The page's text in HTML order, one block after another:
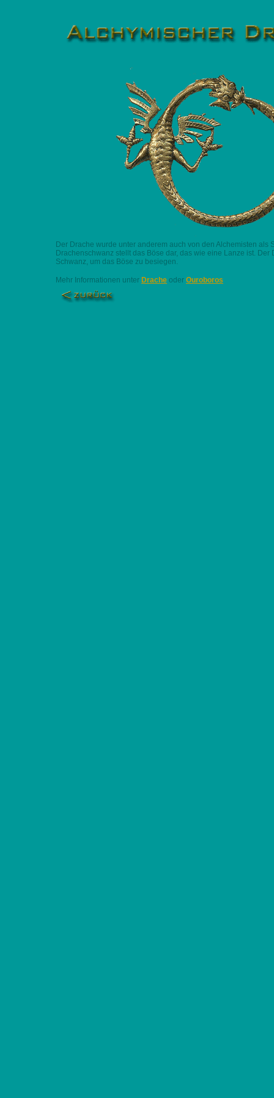
Der Drache wurde unter anderem auch von den Alchemisten als
Drachenschwanz stellt das Böse dar, das wie eine Lanze ist. Der
Schwanz, um das Böse zu besiegen.
Mehr Informationen unter Drache oder Ouroboros